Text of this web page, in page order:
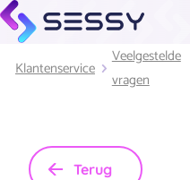
Klantenservice
Veelgestelde
vragen
Terug